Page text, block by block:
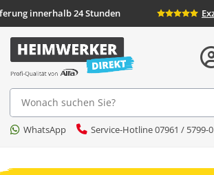
Lieferung innerhalb 24 Stunden
Suche
WhatsApp Service-Hotline 07961 / 5799-0